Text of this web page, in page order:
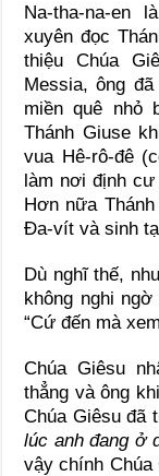
Na-tha-na-en
xuyên đọc
thiệu Chúa
Messia, ông
miền quê nhỏ
Thánh Giuse
vua Hê-rô-đê
làm nơi định
Hơn nữa
Đa-vít và sinh
Dù nghĩ thế,
không nghi
“Cứ đến mà
Chúa Giêsu
thẳng và ông
Chúa Giêsu đã
lúc anh đang ở
vậy chính